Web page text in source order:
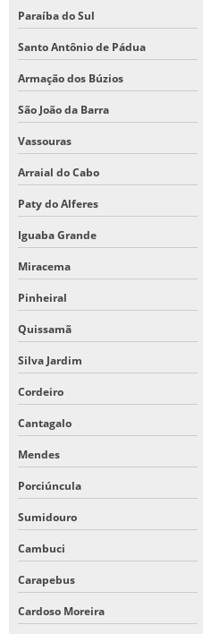
Paraíba do Sul
Santo Antônio de Pádua
Armação dos Búzios
São João da Barra
Vassouras
Arraial do Cabo
Paty do Alferes
Iguaba Grande
Miracema
Pinheiral
Quissamã
Silva Jardim
Cordeiro
Cantagalo
Mendes
Porciúncula
Sumidouro
Cambuci
Carapebus
Cardoso Moreira